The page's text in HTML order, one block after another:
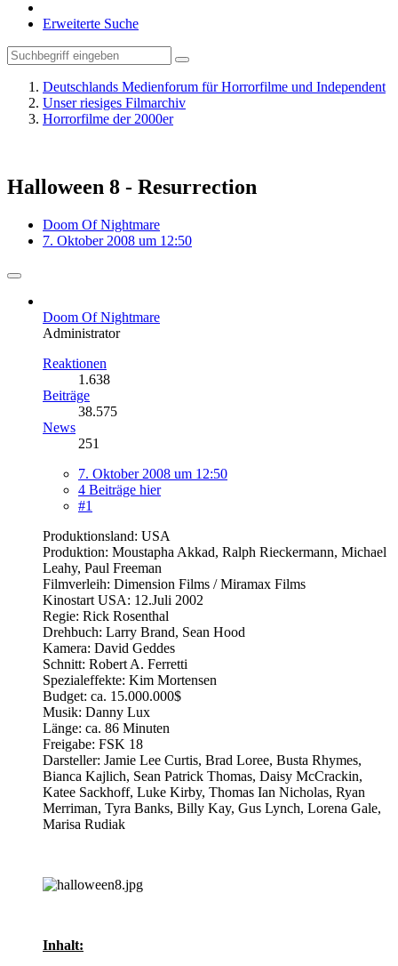
Erweiterte Suche
Deutschlands Medienforum für Horrorfilme und Independent
Unser riesiges Filmarchiv
Horrorfilme der 2000er
Halloween 8 - Resurrection
Doom Of Nightmare
7. Oktober 2008 um 12:50
Doom Of Nightmare
Administrator
Reaktionen
1.638
Beiträge
38.575
News
251
7. Oktober 2008 um 12:50
4 Beiträge hier
#1
Produktionsland: USA
Produktion: Moustapha Akkad, Ralph Rieckermann, Michael
Leahy, Paul Freeman
Filmverleih: Dimension Films / Miramax Films
Kinostart USA: 12.Juli 2002
Regie: Rick Rosenthal
Drehbuch: Larry Brand, Sean Hood
Kamera: David Geddes
Schnitt: Robert A. Ferretti
Spezialeffekte: Kim Mortensen
Budget: ca. 15.000.000$
Musik: Danny Lux
Länge: ca. 86 Minuten
Freigabe: FSK 18
Darsteller: Jamie Lee Curtis, Brad Loree, Busta Rhymes,
Bianca Kajlich, Sean Patrick Thomas, Daisy McCrackin,
Katee Sackhoff, Luke Kirby, Thomas Ian Nicholas, Ryan
Merriman, Tyra Banks, Billy Kay, Gus Lynch, Lorena Gale,
Marisa Rudiak
Inhalt: